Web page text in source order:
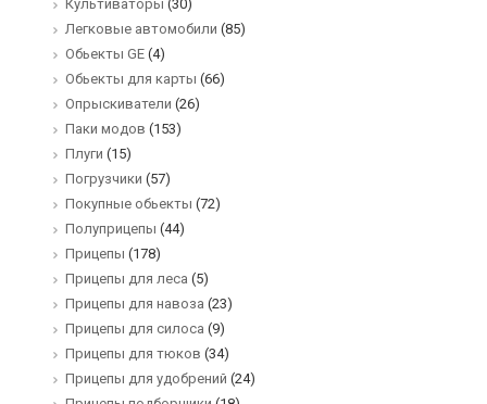
Культиваторы (30)
Легковые автомобили (85)
Обьекты GE (4)
Обьекты для карты (66)
Опрыскиватели (26)
Паки модов (153)
Плуги (15)
Погрузчики (57)
Покупные обьекты (72)
Полуприцепы (44)
Прицепы (178)
Прицепы для леса (5)
Прицепы для навоза (23)
Прицепы для силоса (9)
Прицепы для тюков (34)
Прицепы для удобрений (24)